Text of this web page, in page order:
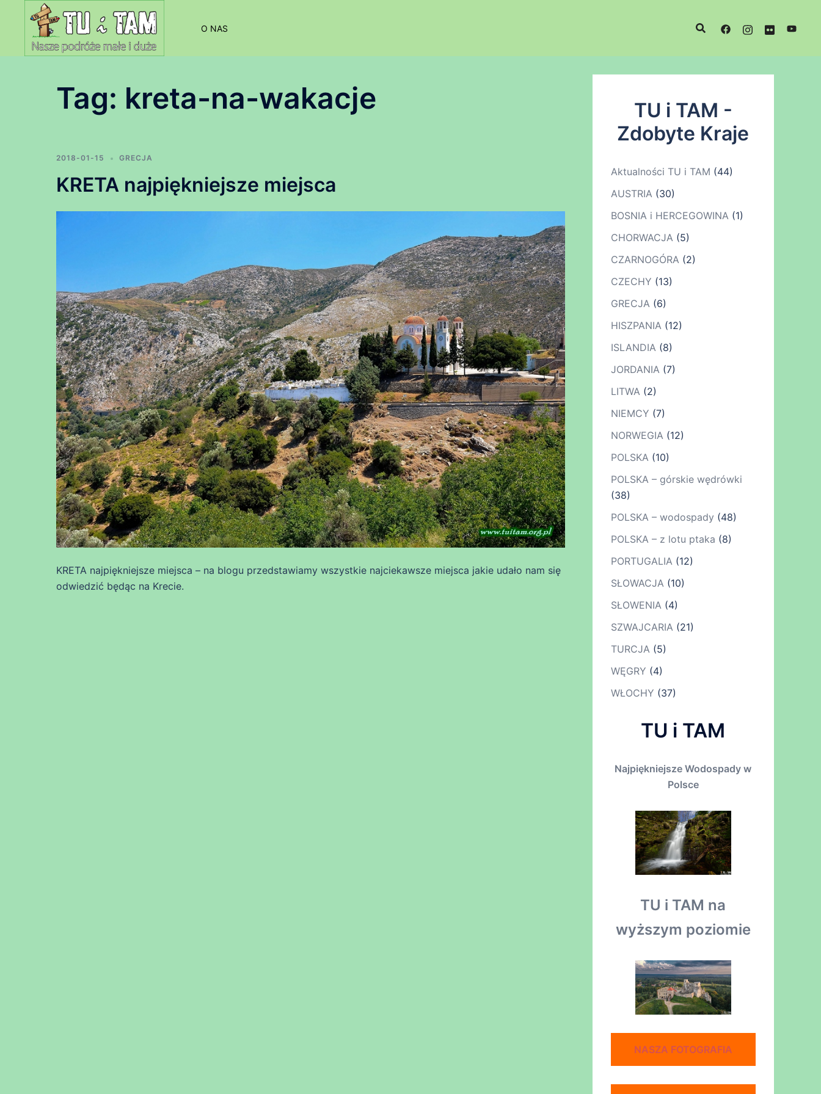
O NAS
Tag: kreta-na-wakacje
2018-01-15 GRECJA
KRETA najpiękniejsze miejsca
KRETA najpiękniejsze miejsca – na blogu przedstawiamy wszystkie najciekawsze miejsca jakie udało nam się
odwiedzić będąc na Krecie.
TU i TAM -
Zdobyte Kraje
Aktualności TU i TAM (44)
AUSTRIA(30)
BOSNIA i HERCEGOWINA(1)
CHORWACJA(5)
CZARNOGÓRA(2)
CZECHY (13)
GRECJA(6)
HISZPANIA(12)
ISLANDIA(8)
JORDANIA(7)
LITWA(2)
NIEMCY (7)
NORWEGIA(12)
POLSKA(10)
POLSKA – górskie wędrówki
(38)
POLSKA – wodospady (48)
POLSKA – z lotu ptaka (8)
PORTUGALIA(12)
SŁOWACJA(10)
SŁOWENIA(4)
SZWAJCARIA(21)
TURCJA(5)
WĘGRY (4)
WŁOCHY (37)
TU i TAM
Najpiękniejsze Wodospady w
Polsce
TU i TAM na
wyższym poziomie
NASZA FOTOGRAFIA